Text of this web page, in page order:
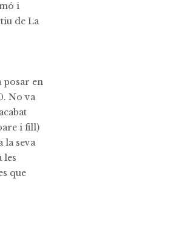
i
de La
posar en
No va
i fill)
la seva
les
que